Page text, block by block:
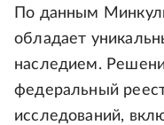
По данным
обладает
наследием.
федеральный
исследований,